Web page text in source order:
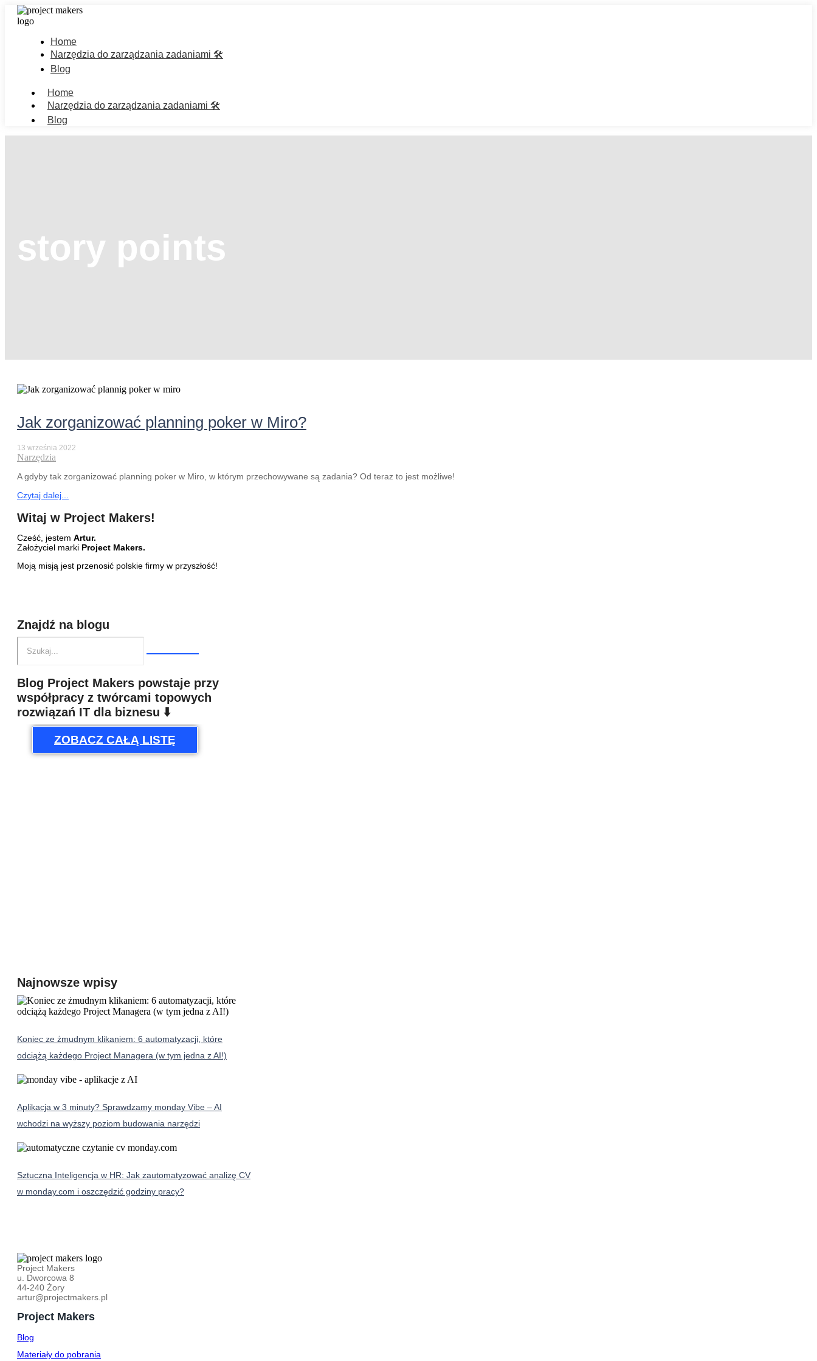
Home
Narzędzia do zarządzania zadaniami 🛠️
Blog
Home
Narzędzia do zarządzania zadaniami 🛠️
Blog
story points
Jak zorganizować planning poker w Miro?
13 września 2022
Narzędzia
A gdyby tak zorganizować planning poker w Miro, w którym przechowywane są zadania? Od teraz to jest możliwe!
Czytaj dalej...
Witaj w Project Makers!
Cześć, jestem Artur.
Założyciel marki Project Makers.
Moją misją jest przenosić polskie firmy w przyszłość!
Znajdź na blogu
Blog Project Makers powstaje przy
współpracy z twórcami topowych
rozwiązań IT dla biznesu ⬇️
ZOBACZ CAŁĄ LISTĘ
Najnowsze wpisy
Koniec ze żmudnym klikaniem: 6 automatyzacji, które
odciążą każdego Project Managera (w tym jedna z AI!)
Aplikacja w 3 minuty? Sprawdzamy monday Vibe – AI
wchodzi na wyższy poziom budowania narzędzi
Sztuczna Inteligencja w HR: Jak zautomatyzować analizę CV
w monday.com i oszczędzić godziny pracy?
Project Makers
u. Dworcowa 8
44-240 Żory
artur@projectmakers.pl
Project Makers
Blog
Materiały do pobrania